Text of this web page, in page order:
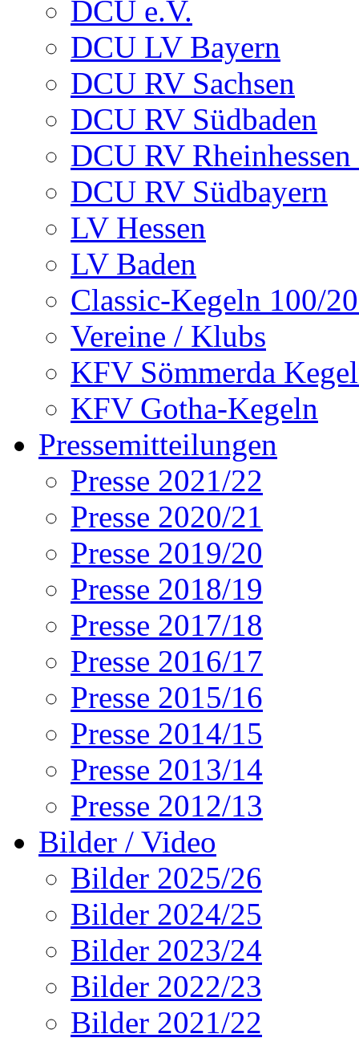
DCU e.V.
DCU LV Bayern
DCU RV Sachsen
DCU RV Südbaden
DCU RV
DCU RV Südbayern
LV Hessen
LV Baden
Classic-Kegeln 100/
Vereine / Klubs
KFV Sömmerda
KFV Gotha-Kegeln
Pressemitteilungen
Presse 2021/22
Presse 2020/21
Presse 2019/20
Presse 2018/19
Presse 2017/18
Presse 2016/17
Presse 2015/16
Presse 2014/15
Presse 2013/14
Presse 2012/13
Bilder / Video
Bilder 2025/26
Bilder 2024/25
Bilder 2023/24
Bilder 2022/23
Bilder 2021/22